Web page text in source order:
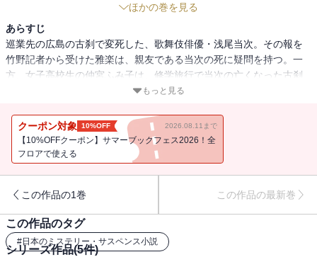
ほかの巻を見る
あらすじ
巡業先の広島の古刹で変死した、歌舞伎俳優・浅尾当次。その報を
竹野記者から受けた雅楽は、親友である当次の死に疑問を持つ。一
方、女子高校生の仲宮ふみ子は、修学旅行で当次の亡くなった古刹
を訪れていた。数年後、ふみ子は、当次の長男・当太郎と運命的に
き劇団員が絡み合う、劇団ツバメ座で起こったふしぎな事件の真相
を、竹野記者の手記のみから雅楽が推理する『第三の演出者』。戸
板康二が遺した雅楽もの長編を完全収録。資料も充実の《中村雅楽
記憶』 あとがき＝戸板康二／講談社文庫版『松風の記憶』 後記
＝戸板康二／創元推理文庫版編者解題＝日下三蔵
もっと見る
クーポン対象 10%OFF 2026.08.11まで
【10%OFFクーポン】サマーブックフェス2026！全
フロアで使える
この作品の1巻 この作品の最新巻
この作品のタグ
#日本のミステリー・サスペンス小説
シリーズ作品(5件)